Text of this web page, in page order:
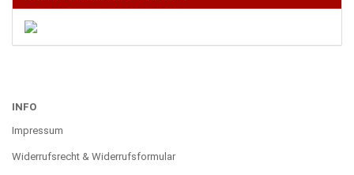
INFO
Impressum
Widerrufsrecht & Widerrufsformular